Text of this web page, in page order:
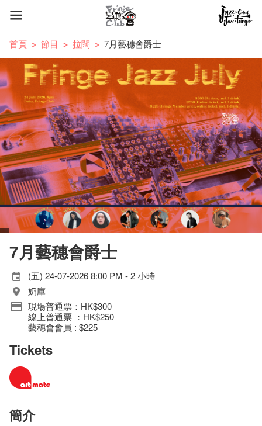
首頁 節目 拉闊 7月藝穗會爵士
7月藝穗會爵士
(五) 24-07-2026 8:00 PM - 2 小時
奶庫
現場普通票：HK$300
線上普通票 ：HK$250
藝穗會會員 : $225
Tickets
簡介